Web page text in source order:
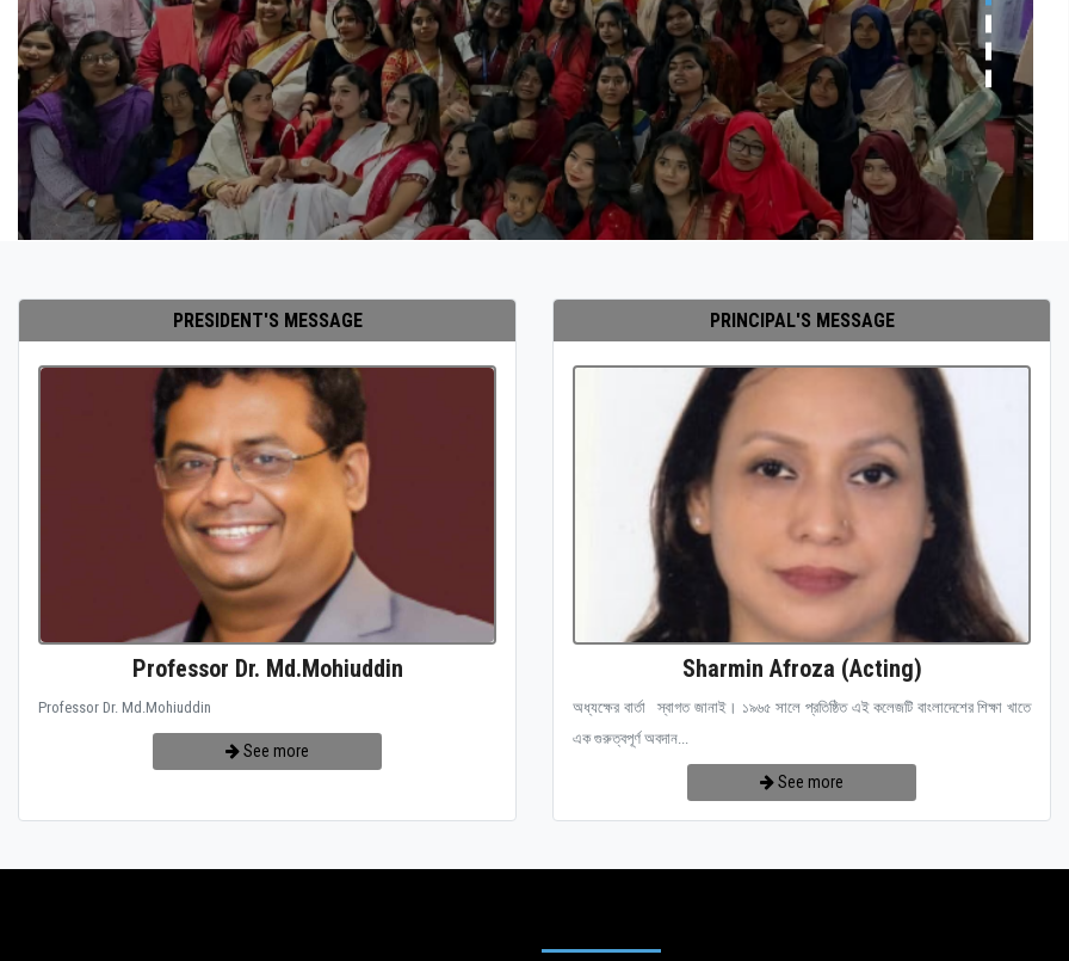
PRESIDENT'S MESSAGE
Professor Dr. Md.Mohiuddin
Professor Dr. Md.Mohiuddin
See more
PRINCIPAL'S MESSAGE
Sharmin Afroza (Acting)
অধ্যক্ষের বার্তা স্বাগত জানাই। ১৯৬৫ সালে প্রতিষ্ঠিত এই কলেজটি বাংলাদেশের শিক্ষা খাতে
এক গুরুত্বপূর্ণ অবদান...
See more